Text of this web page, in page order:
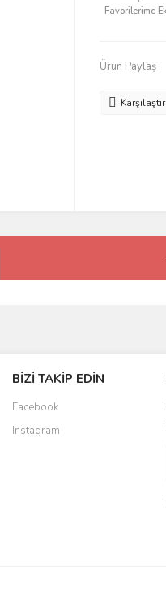
Ürün Paylaş :
Karşılaştır
BİZİ TAKİP EDİN
Facebook
Instagram